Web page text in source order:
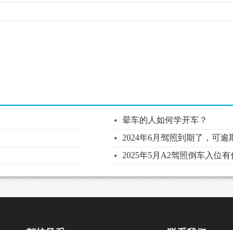
晕车的人如何学开车？
2024年6月驾照到期了，可逾
2025年5月A2驾照倒车入位